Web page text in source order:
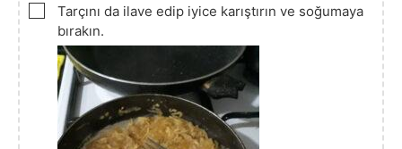
▢
Tarçını da ilave edip iyice karıştırın ve soğumaya
bırakın.